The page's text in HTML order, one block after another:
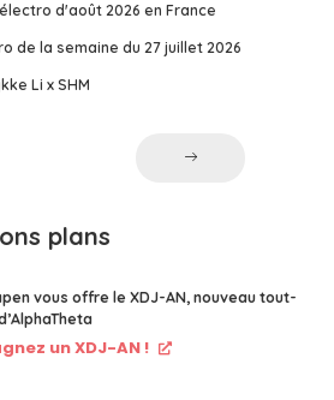
d'août 2026 en France
de la semaine du 27 juillet 2026
Li x SHM
plans
vous offre le XDJ-AN, nouveau tout-
un XDJ-AN !